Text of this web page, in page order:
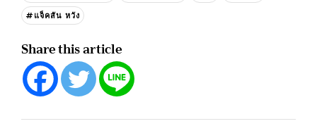
#แจ็คสัน หวัง
Share this article